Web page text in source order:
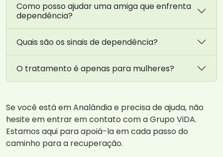
Como posso ajudar uma amiga que enfrenta
dependência?
Quais são os sinais de dependência?
O tratamento é apenas para mulheres?
Se você está em Analândia e precisa de ajuda, não
hesite em entrar em contato com a Grupo ViDA.
Estamos aqui para apoiá-la em cada passo do
caminho para a recuperação.